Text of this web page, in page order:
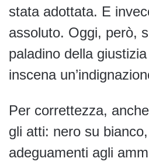
stata adottata. E
assoluto. Oggi, però,
paladino della
inscena
Per correttezza,
gli atti: nero su
adeguamenti agli